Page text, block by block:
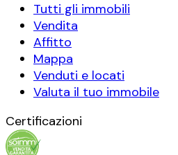
Tutti gli immobili
Vendita
Affitto
Mappa
Venduti e locati
Valuta il tuo immobile
Certificazioni